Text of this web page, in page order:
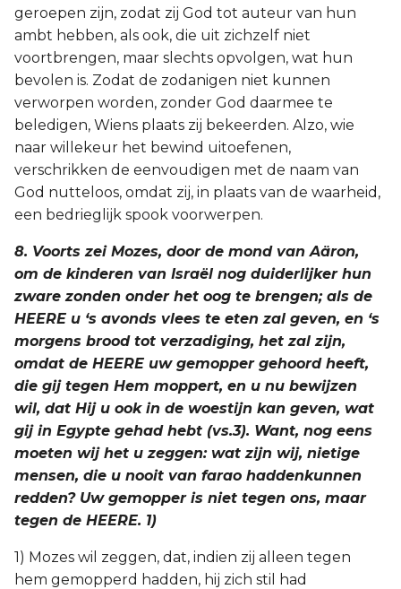
geroepen zijn, zodat zij God tot auteur van hun
ambt hebben, als ook, die uit zichzelf niet
voortbrengen, maar slechts opvolgen, wat hun
bevolen is. Zodat de zodanigen niet kunnen
verworpen worden, zonder God daarmee te
beledigen, Wiens plaats zij bekeerden. Alzo, wie
naar willekeur het bewind uitoefenen,
verschrikken de eenvoudigen met de naam van
God nutteloos, omdat zij, in plaats van de waarheid,
een bedrieglijk spook voorwerpen.
8. Voorts zei Mozes, door de mond van Aäron,
om de kinderen van Israël nog duiderlijker hun
zware zonden onder het oog te brengen; als de
HEERE u ‘s avonds vlees te eten zal geven, en ‘s
morgens brood tot verzadiging, het zal zijn,
omdat de HEERE uw gemopper gehoord heeft,
die gij tegen Hem moppert, en u nu bewijzen
wil, dat Hij u ook in de woestijn kan geven, wat
gij in Egypte gehad hebt (vs.3). Want, nog eens
moeten wij het u zeggen: wat zijn wij, nietige
mensen, die u nooit van farao haddenkunnen
redden? Uw gemopper is niet tegen ons, maar
tegen de HEERE. 1)
1) Mozes wil zeggen, dat, indien zij alleen tegen
hem gemopperd hadden, hij zich stil had